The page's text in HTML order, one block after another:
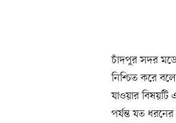
চাঁদপুর সদর
নিশ্চিত করে
যাওয়ার
পর্যন্ত যত